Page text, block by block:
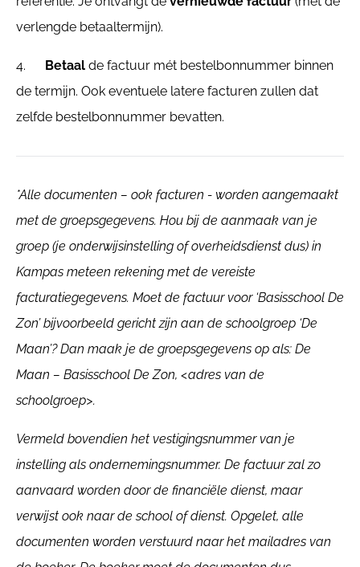
verlengde betaaltermijn).
4. Betaal de factuur mét bestelbonnummer binnen
de termijn. Ook eventuele latere facturen zullen dat
zelfde bestelbonnummer bevatten.
*Alle documenten – ook facturen - worden aangemaakt
met de groepsgegevens. Hou bij de aanmaak van je
groep (je onderwijsinstelling of overheidsdienst dus) in
Kampas meteen rekening met de vereiste
facturatiegegevens. Moet de factuur voor ‘Basisschool De
Zon’ bijvoorbeeld gericht zijn aan de schoolgroep ‘De
Maan’? Dan maak je de groepsgegevens op als: De
Maan – Basisschool De Zon, <adres van de
schoolgroep>.
Vermeld bovendien het vestigingsnummer van je
instelling als ondernemingsnummer. De factuur zal zo
aanvaard worden door de financiële dienst, maar
verwijst ook naar de school of dienst. Opgelet, alle
documenten worden verstuurd naar het mailadres van